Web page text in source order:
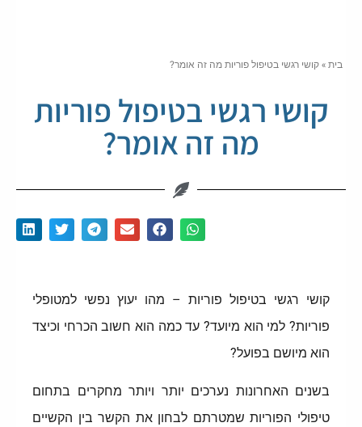
בית»קושי רגשי בטיפול פוריות מה זה אומר?
קושי רגשי בטיפול פוריות
מה זה אומר?
קושי רגשי בטיפול פוריות – מהו יעוץ נפשי למטופלי
פוריות? למי הוא מיועד? עד כמה הוא חשוב הכרחי וכיצד
הוא מיושם בפועל?
בשנים האחרונות נערכים יותר ויותר מחקרים בתחום
טיפולי הפוריות שמטרתם לבחון את הקשר בין הקשיים